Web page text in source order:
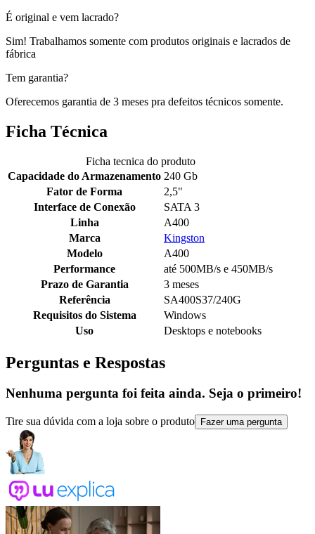
É original e vem lacrado?
Sim! Trabalhamos somente com produtos originais e lacrados de
fábrica
Tem garantia?
Oferecemos garantia de 3 meses pra defeitos técnicos somente.
Ficha Técnica
Ficha tecnica do produto
Capacidade do Armazenamento 240 Gb
Fator de Forma
2,5"
Interface de Conexão
SATA 3
Linha
A400
Marca
Kingston
Modelo
A400
Performance
até 500MB/s e 450MB/s
Prazo de Garantia
3 meses
Referência
SA400S37/240G
Requisitos do Sistema
Windows
Uso
Desktops e notebooks
Perguntas e Respostas
Nenhuma pergunta foi feita ainda. Seja o primeiro!
Tire sua dúvida com a loja sobre o produto Fazer uma pergunta